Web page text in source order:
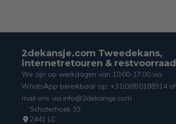
2dekansje.com Tweedekans,
internetretouren & restvoorraad
We zijn op werkdagen van 10:00-17:00 via
WhatsApp bereikbaar op: +31(0)850188314 of
mail ons via info@2dekansje.com
Schoterhoek 33
2441 LC